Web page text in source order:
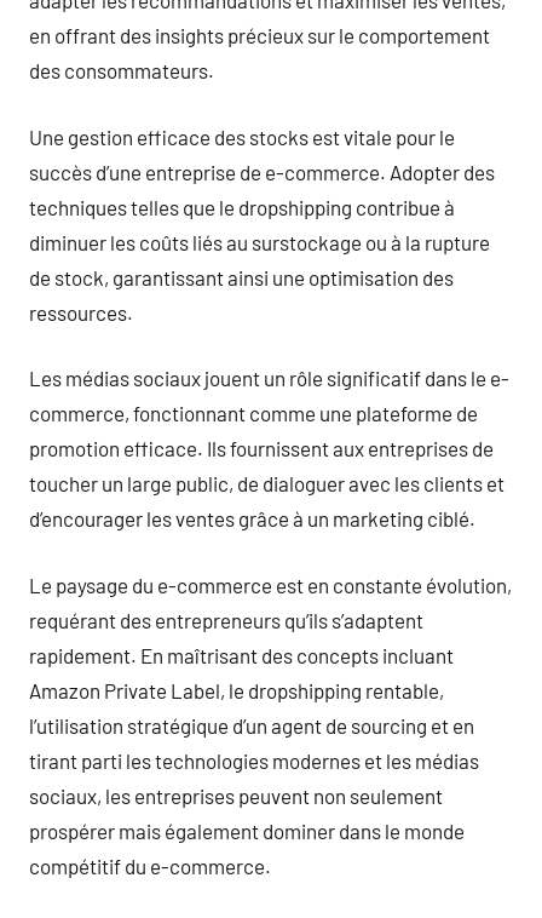
en offrant des insights précieux sur le comportement
des consommateurs.
Une gestion efficace des stocks est vitale pour le
succès d’une entreprise de e-commerce. Adopter des
techniques telles que le dropshipping contribue à
diminuer les coûts liés au surstockage ou à la rupture
de stock, garantissant ainsi une optimisation des
ressources.
Les médias sociaux jouent un rôle significatif dans le e-
commerce, fonctionnant comme une plateforme de
promotion efficace. Ils fournissent aux entreprises de
toucher un large public, de dialoguer avec les clients et
d’encourager les ventes grâce à un marketing ciblé.
Le paysage du e-commerce est en constante évolution,
requérant des entrepreneurs qu’ils s’adaptent
rapidement. En maîtrisant des concepts incluant
Amazon Private Label, le dropshipping rentable,
l’utilisation stratégique d’un agent de sourcing et en
tirant parti les technologies modernes et les médias
sociaux, les entreprises peuvent non seulement
prospérer mais également dominer dans le monde
compétitif du e-commerce.